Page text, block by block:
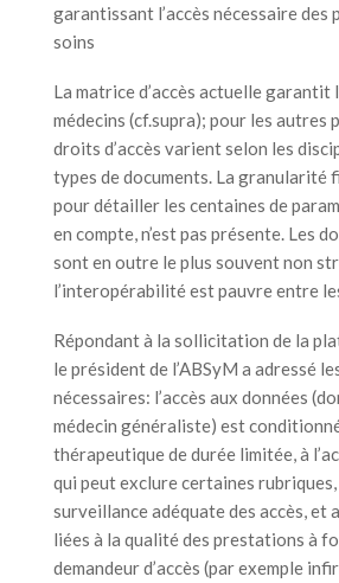
garantissant l’accès nécessaire des
soins
La matrice d’accès actuelle garantit
médecins (cf.supra); pour les autres
droits d’accès varient selon les
types de documents. La granularité
pour détailler les centaines de
en compte, n’est pas présente. Les
sont en outre le plus souvent non
l’interopérabilité est pauvre entre
Répondant à la sollicitation de la
le président de l’ABSyM a adressé
nécessaires: l’accès aux données
médecin généraliste) est
thérapeutique de durée limitée, à
qui peut exclure certaines rubriques,
surveillance adéquate des accès, et
liées à la qualité des prestations à
demandeur d’accès (par exemple